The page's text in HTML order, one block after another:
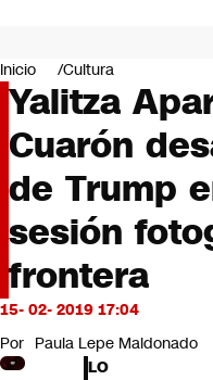
Negocios
Deportes
Programas completos
Cultura
Servicios
Bits
CNN Data
CNN tiempo
Futuro 360
Opinión
Inicio Cultura
Yalitza
Cuarón
de Trump
sesión
frontera
15- 02- 2019 17:04
Por Paula Lepe Maldonado
LO